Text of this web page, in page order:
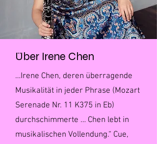
Über Irene Chen
…Irene Chen, deren überragende
Musikalität in jeder Phrase (Mozart
Serenade Nr. 11 K375 in Eb)
durchschimmerte … Chen lebt in
musikalischen Vollendung.“ Cue,